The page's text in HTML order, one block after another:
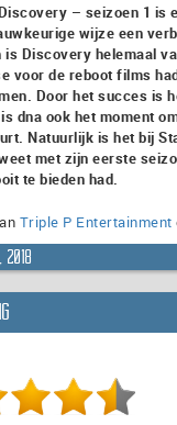
– seizoen 1 is
wijze een
is Discovery helemaal
voor de reboot films
Door het succes is
dna ook het moment
Natuurlijk is het bij
met zijn eerste
te bieden had.
Triple P Entertainment
2018